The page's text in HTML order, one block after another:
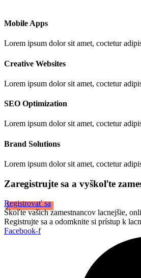
Mobile Apps
Lorem ipsum dolor sit amet, coctetur
Creative Websites
Lorem ipsum dolor sit amet, coctetur
SEO Optimization
Lorem ipsum dolor sit amet, coctetur
Brand Solutions
Lorem ipsum dolor sit amet, coctetur
Zaregistrujte sa a vyškoľte
Registrovať sa
Škoľte vašich zamestnancov lacnejšie,
Registrujte sa a odomknite si prístup k
Facebook-f